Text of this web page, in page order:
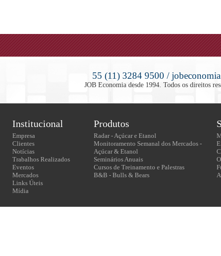
55 (11) 3284 9500 /
JOB Economia desde 1994. Todos os direitos
Institucional Produtos
Empresa
Clientes
Notícias
Trabalhos Realizados
Eventos
Mercados
Links Úteis
Mídia
Radar - Açúcar e Etanol
Monitoramento Semanal dos Mercados -
Açúcar & Etanol
Seminários Anuais
Cursos de Treinamento e Palestras
B&B - Bulls & Bears